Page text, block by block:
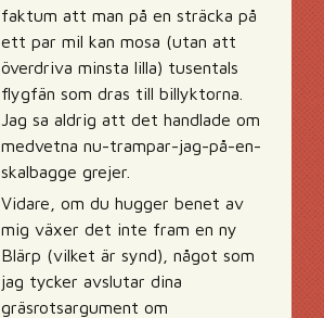
faktum att man på en sträcka på
ett par mil kan mosa (utan att
överdriva minsta lilla) tusentals
flygfän som dras till billyktorna.
Jag sa aldrig att det handlade om
medvetna nu-trampar-jag-på-en-
skalbagge grejer.
Vidare, om du hugger benet av
mig växer det inte fram en ny
Blärp (vilket är synd), något som
jag tycker avslutar dina
gräsrotsargument om